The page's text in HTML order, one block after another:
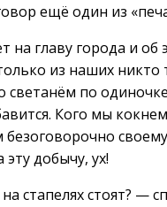
ещё один из
на главу города и об
из наших никто
по
Кого мы
безоговорочно
добычу, ух!
стапелях стоят? —